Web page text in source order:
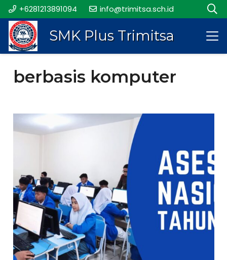
+6281213891094 info@trimitsa.sch.id
SMK Plus Trimitsa
berbasis komputer